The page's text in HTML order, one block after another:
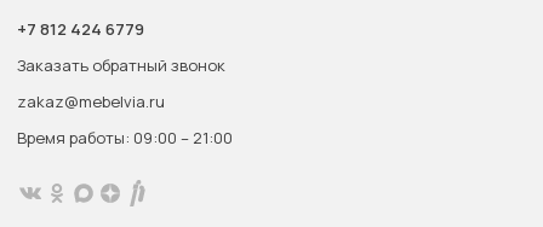
+7 812 424 6779
Заказать обратный звонок
zakaz@mebelvia.ru
Время работы: 09:00 – 21:00